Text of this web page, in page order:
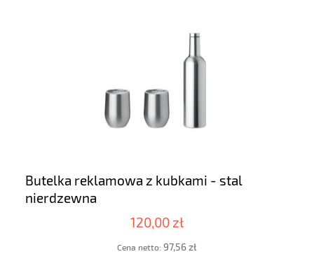
Butelka reklamowa z kubkami - stal
nierdzewna
120,00 zł
Cena netto: 97,56 zł